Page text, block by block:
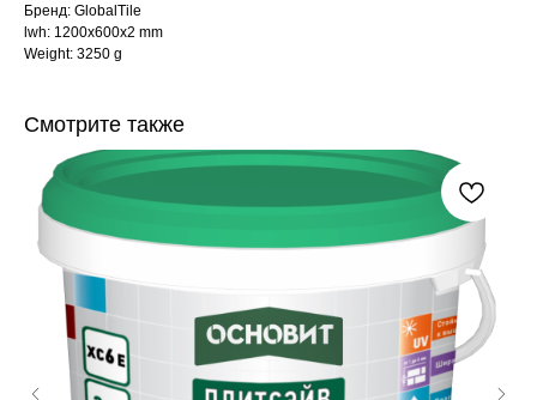
Бренд: GlobalTile
lwh: 1200x600x2 mm
Weight: 3250 g
Смотрите также